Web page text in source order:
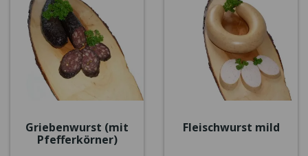
Griebenwurst (mit
Pfefferkörner)
Fleischwurst mild